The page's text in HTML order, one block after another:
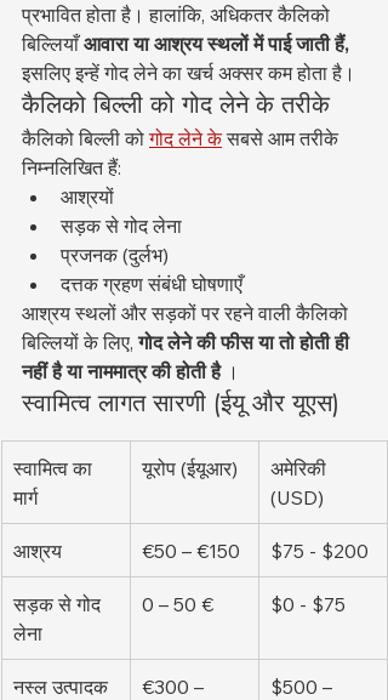
प्रभावित होता है। हालांकि, अधिकतर कैलिको
बिल्लियाँ आवारा या आश्रय स्थलों में पाई जाती हैं,
इसलिए इन्हें गोद लेने का खर्च अक्सर कम होता है।
कैलिको बिल्ली को गोद लेने के तरीके
कैलिको बिल्ली को गोद लेने के सबसे आम तरीके
निम्नलिखित हैं:
आश्रयों
सड़क से गोद लेना
प्रजनक (दुर्लभ)
दत्तक ग्रहण संबंधी घोषणाएँ
आश्रय स्थलों और सड़कों पर रहने वाली कैलिको
बिल्लियों के लिए, गोद लेने की फीस या तो होती ही
नहीं है या नाममात्र की होती है ।
स्वामित्व लागत सारणी (ईयू और यूएस)
स्वामित्व का
मार्ग
यूरोप (ईयूआर)
अमेरिकी
(USD)
आश्रय €50 – €150 $75 - $200
सड़क से गोद
लेना
0 – 50 € $0 - $75
नस्ल उत्पादक
€300 –
$500 –